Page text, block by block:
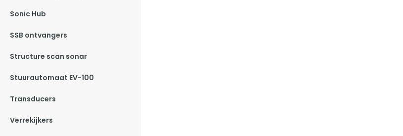
Sonic Hub
SSB ontvangers
Structure scan sonar
Stuurautomaat EV-100
Transducers
Verrekijkers